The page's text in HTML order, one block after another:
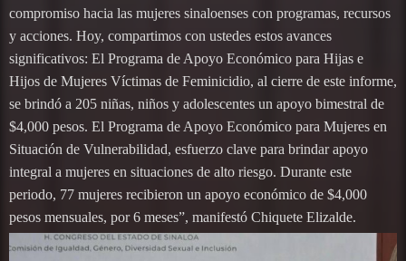
compromiso hacia las mujeres sinaloenses con programas, recursos
y acciones. Hoy, compartimos con ustedes estos avances
significativos: El Programa de Apoyo Económico para Hijas e
Hijos de Mujeres Víctimas de Feminicidio, al cierre de este informe,
se brindó a 205 niñas, niños y adolescentes un apoyo bimestral de
$4,000 pesos. El Programa de Apoyo Económico para Mujeres en
Situación de Vulnerabilidad, esfuerzo clave para brindar apoyo
integral a mujeres en situaciones de alto riesgo. Durante este
periodo, 77 mujeres recibieron un apoyo económico de $4,000
pesos mensuales, por 6 meses”, manifestó Chiquete Elizalde.